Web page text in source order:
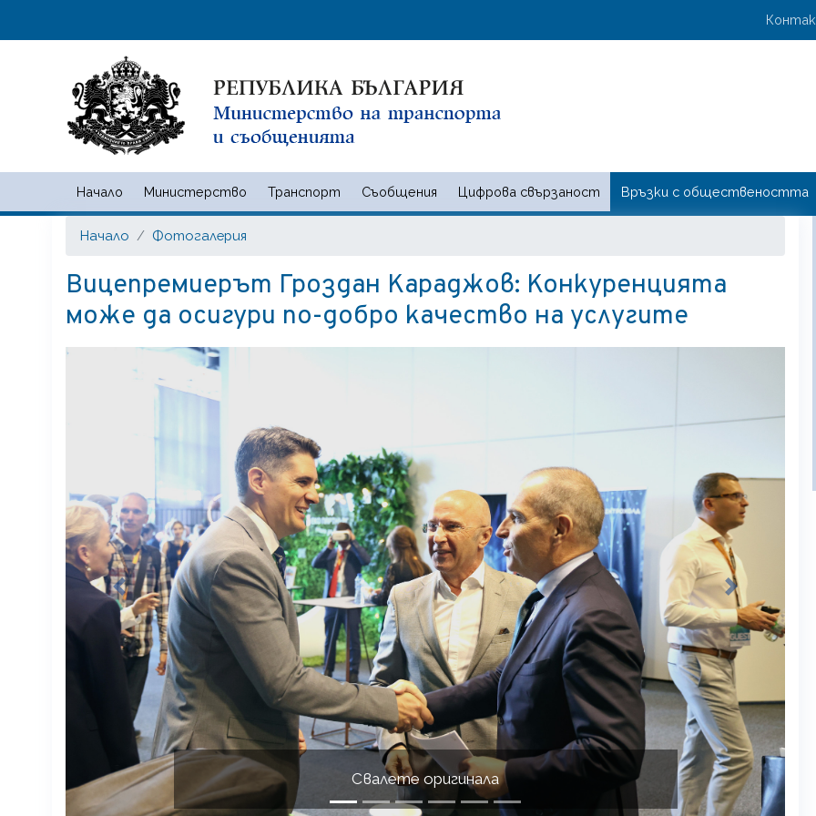
Начало Министерство Транспорт Съобщения Цифрова свързаност Връзки с обществеността
Министерство на транспорта и съобщенията | Ministry of
Начало Фотогалерия
Вицепремиерът Гроздан Караджов: Конкуренцията
може да осигури по-добро качество на услугите
Свалете оригинала
Previous Next